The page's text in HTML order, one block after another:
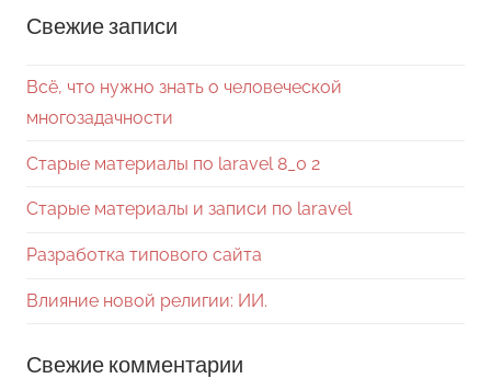
Свежие записи
Всё, что нужно знать о человеческой
многозадачности
Старые материалы по laravel 8_0 2
Старые материалы и записи по laravel
Разработка типового сайта
Влияние новой религии: ИИ.
Свежие комментарии